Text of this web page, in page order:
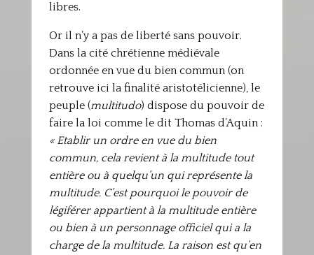
libres.
Or il n’y a pas de liberté sans pouvoir.
Dans la cité chrétienne médiévale
ordonnée en vue du bien commun (on
retrouve ici la finalité aristotélicienne), le
peuple (multitudo) dispose du pouvoir de
faire la loi comme le dit Thomas d’Aquin :
« Etablir un ordre en vue du bien
commun, cela revient à la multitude tout
entière ou à quelqu’un qui représente la
multitude. C’est pourquoi le pouvoir de
légiférer appartient à la multitude entière
ou bien à un personnage officiel qui a la
charge de la multitude. La raison est qu’en